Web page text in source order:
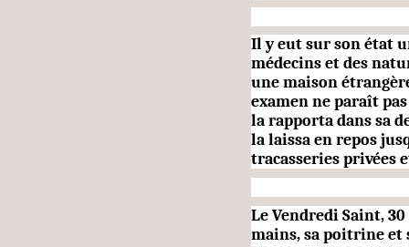
Il y eut sur son état
médecins et des
une maison
examen ne paraît
la rapporta dans sa
la laissa en repos
tracasseries privées
Le Vendredi Saint, 30
mains, sa poitrine et